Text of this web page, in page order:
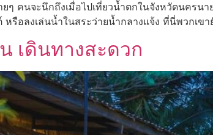
คนจะนึกถึงเมื่อไปเที่ยวน้ำตกในจังหวัดนครน
หรือลงเล่นน้ำในสระว่ายน้ำกลางแจ้ง ที่นี่พวกเ
เดินทางสะดวก